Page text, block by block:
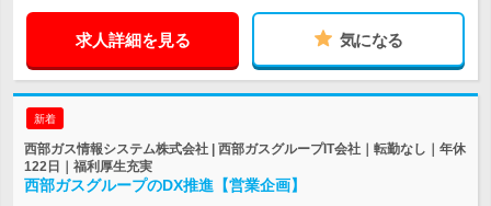
求人詳細を見る 気になる
新着
西部ガス情報システム株式会社 | 西部ガスグループIT会社｜転勤なし｜年休
122日｜福利厚生充実
西部ガスグループのDX推進【営業企画】